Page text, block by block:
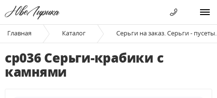
Главная Каталог Серьги на заказ. Серьги - пусеты.
ср036 Серьги-крабики с
камнями